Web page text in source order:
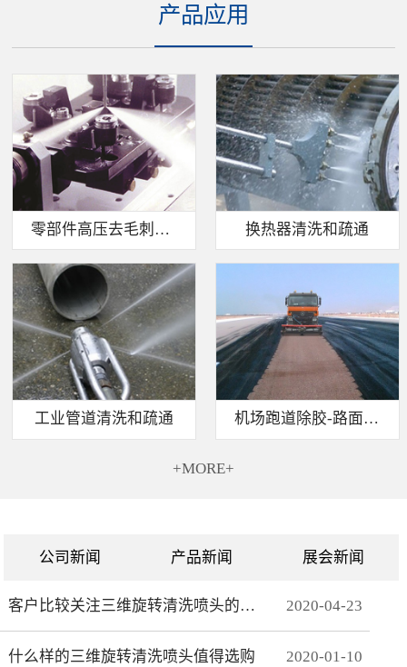
产品应用
零部件高压去毛刺清洗 换热器清洗和疏通
工业管道清洗和疏通 机场跑道除胶-路面标线清除
+MORE+
公司新闻 产品新闻 展会新闻
客户比较关注三维旋转清洗喷头的哪些方面 2020-04-23
什么样的三维旋转清洗喷头值得选购 2020-01-10